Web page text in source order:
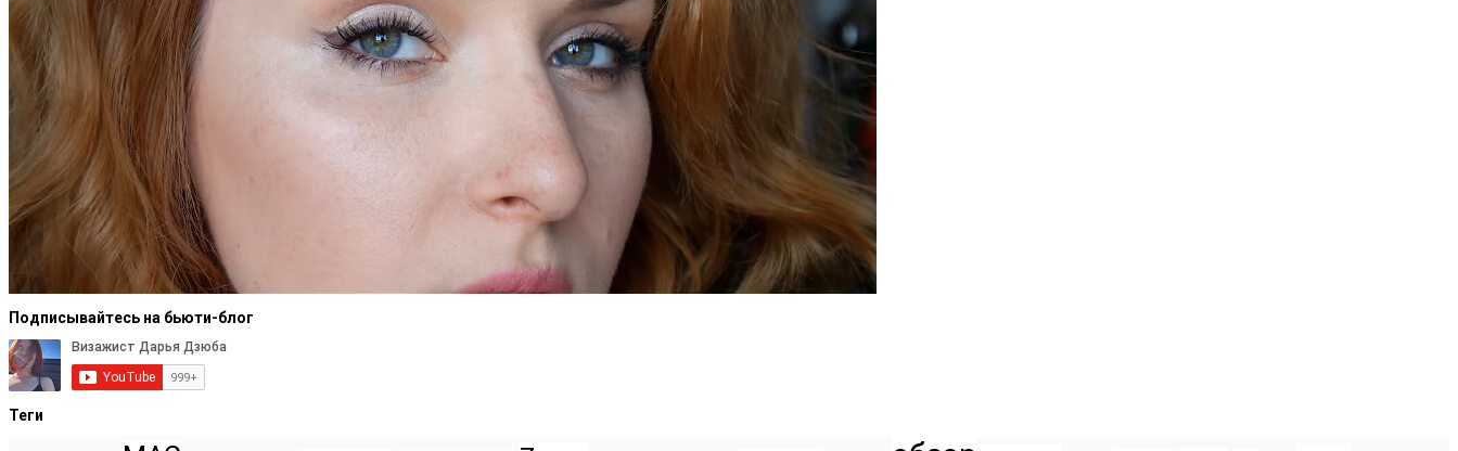
Подписывайтесь на бьюти-блог
Теги